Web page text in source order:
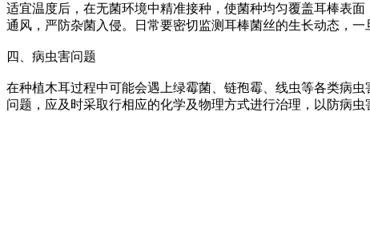
适宜温度后，在无菌环境中精准接种，使菌种均匀覆盖耳棒表
通风，严防杂菌入侵。日常要密切监测耳棒菌丝的生长动态，
四、病虫害问题
在种植木耳过程中可能会遇上绿霉菌、链孢霉、线虫等各类病
问题，应及时采取行相应的化学及物理方式进行治理，以防病虫